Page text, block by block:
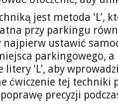
jest metoda 'L’,
przy parkingu
najpierw ustawić
parkingowego,
'L’, aby
ćwiczenie tej techniki
precyzji